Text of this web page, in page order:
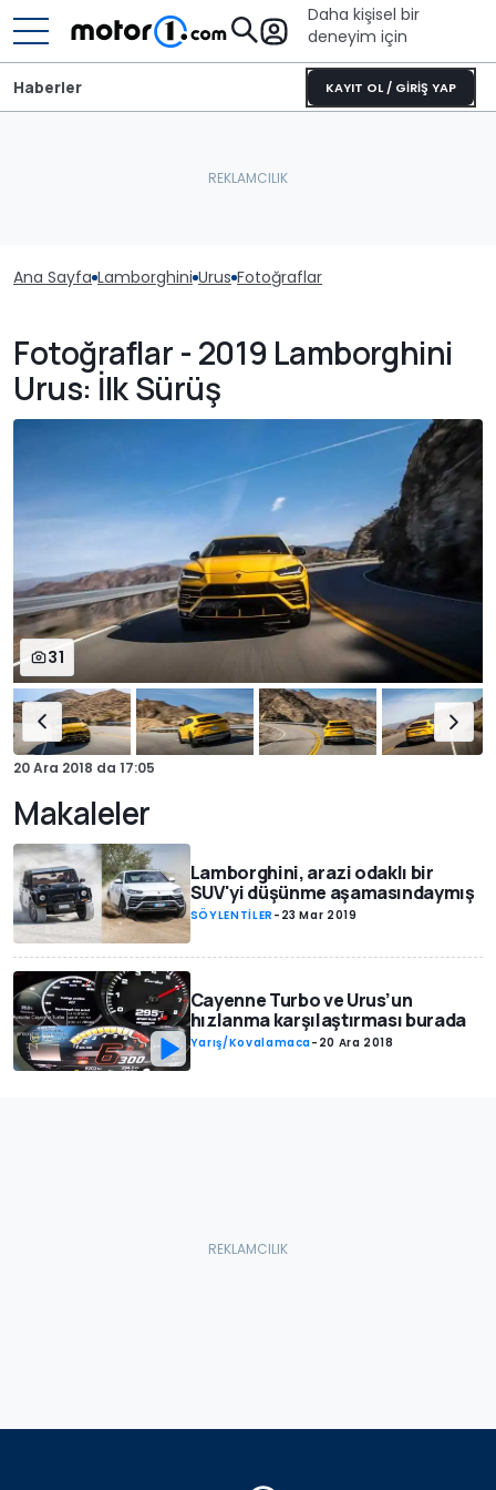
Daha kişisel bir
deneyim için
KAYIT OL / GİRİŞ YAP
Haberler
Ana Sayfa Lamborghini Urus Fotoğraflar
Fotoğraflar - 2019 Lamborghini
Urus: İlk Sürüş
31
20 Ara 2018 da 17:05
Makaleler
Lamborghini, arazi odaklı bir
SUV'yi düşünme aşamasındaymış
SÖYLENTİLER - 23 Mar 2019
Cayenne Turbo ve Urus’un
hızlanma karşılaştırması burada
Yarış/Kovalamaca- 20 Ara 2018